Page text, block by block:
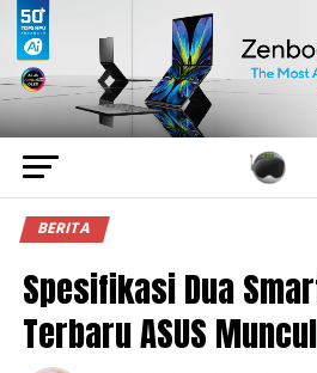
BERITA
Spesifikasi Dua
Terbaru ASUS